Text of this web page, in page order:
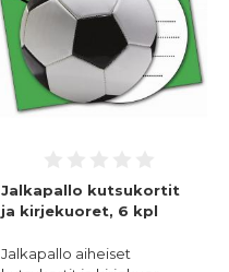
Jalkapallo kutsukortit
ja kirjekuoret, 6 kpl
Jalkapallo aiheiset